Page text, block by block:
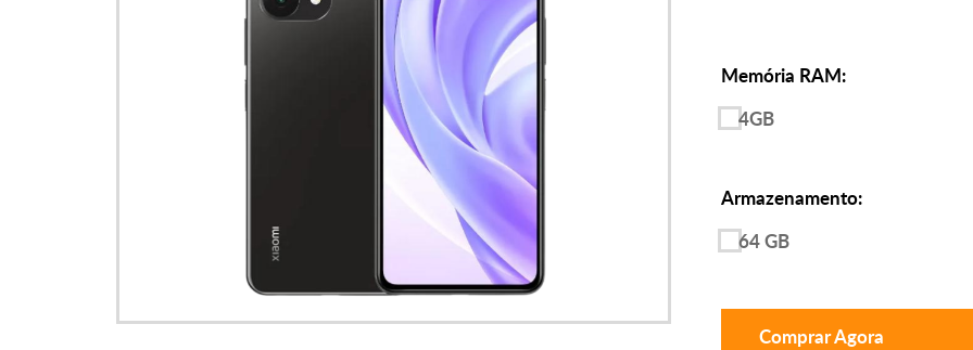
Memória RAM:
4GB
Armazenamento:
64 GB
Comprar Agora